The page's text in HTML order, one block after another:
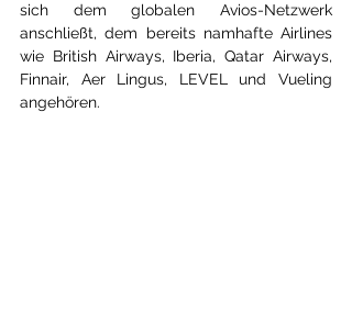
sich dem globalen Avios-Netzwerk
anschließt, dem bereits namhafte Airlines
wie British Airways, Iberia, Qatar Airways,
Finnair, Aer Lingus, LEVEL und Vueling
angehören.